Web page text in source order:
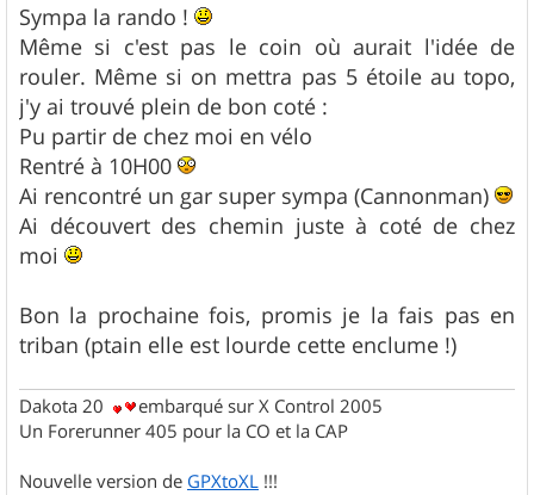
s
s
a
g
e
Sympa la rando !
Même si c'est pas le coin où aurait l'idée de
rouler. Même si on mettra pas 5 étoile au topo,
j'y ai trouvé plein de bon coté :
Pu partir de chez moi en vélo
Rentré à 10H00
Ai rencontré un gar super sympa (Cannonman)
Ai découvert des chemin juste à coté de chez
moi
Bon la prochaine fois, promis je la fais pas en
triban (ptain elle est lourde cette enclume !)
Dakota 20
embarqué sur X Control 2005
Un Forerunner 405 pour la CO et la CAP
Nouvelle version de GPXtoXL !!!